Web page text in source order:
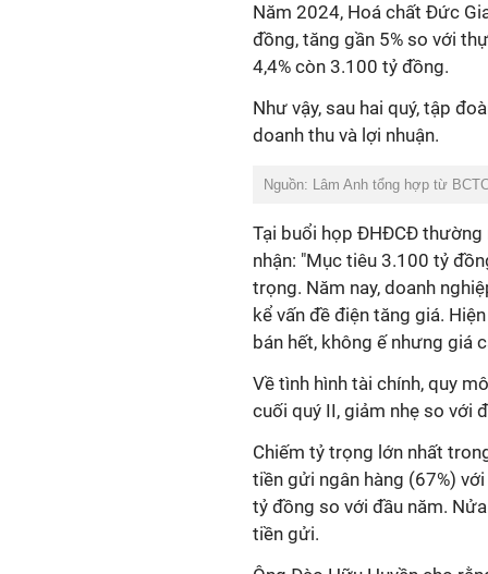
Năm 2024, Hoá chất Đức
đồng, tăng gần 5% so với
4,4% còn 3.100 tỷ đồng.
Như vậy, sau hai quý, tập
doanh thu và lợi nhuận.
Nguồn: Lâm Anh tổng hợp từ
Tại buổi họp ĐHĐCĐ thường
nhận: "Mục tiêu 3.100 tỷ
trọng. Năm nay, doanh
kể vấn đề điện tăng giá.
bán hết, không ế nhưng giá
Về tình hình tài chính, quy
cuối quý II, giảm nhẹ so với
Chiếm tỷ trọng lớn nhất
tiền gửi ngân hàng (67%)
tỷ đồng so với đầu năm.
tiền gửi.